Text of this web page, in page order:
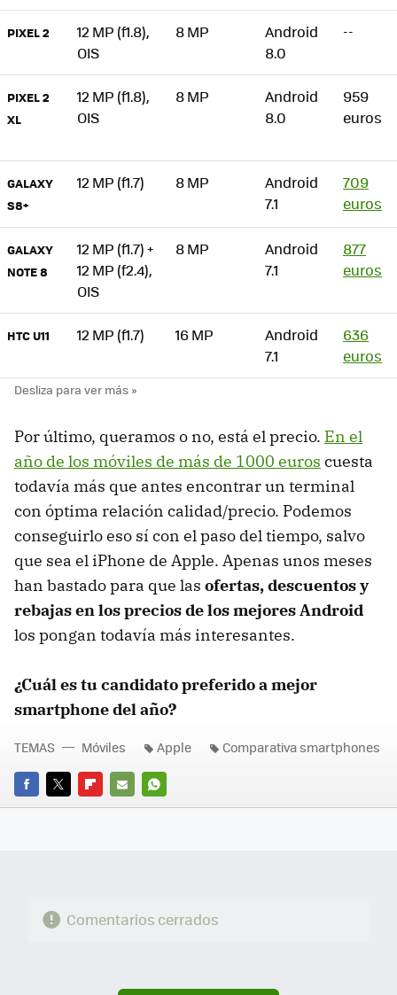
PIXEL 2
12 MP (f1.8),
OIS
8 MP
Android
8.0
--
PIXEL 2
XL
12 MP (f1.8),
OIS
8 MP
Android
8.0
959
euros
GALAXY
S8+
12 MP (f1.7) 8 MP
Android
7.1
709
euros
GALAXY
NOTE 8
12 MP (f1.7) +
12 MP (f2.4),
OIS
8 MP
Android
7.1
877
euros
HTC U11 12 MP (f1.7) 16 MP
Android
7.1
636
euros
Por último, queramos o no, está el precio. En el
año de los móviles de más de 1000 euros cuesta
todavía más que antes encontrar un terminal
con óptima relación calidad/precio. Podemos
conseguirlo eso sí con el paso del tiempo, salvo
que sea el iPhone de Apple. Apenas unos meses
han bastado para que las ofertas, descuentos y
rebajas en los precios de los mejores Android
los pongan todavía más interesantes.
¿Cuál es tu candidato preferido a mejor
smartphone del año?
FACEBOOK
TWITTERFLIPBOARD
E-
WHATSAPP
TEMAS Móviles Apple Comparativa smartphones
Comentarios cerrados